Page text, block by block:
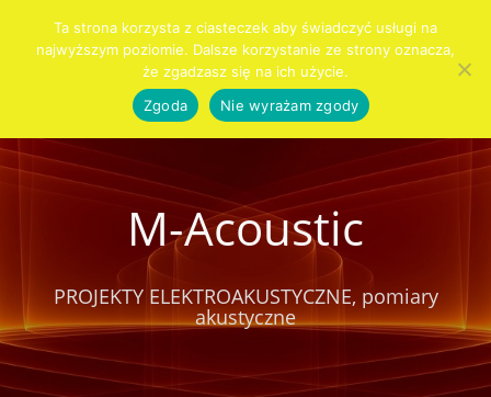
KIM PRO AUDIO
DOMU
AKUSTYKA
WNĘTRZ
SYSTEMY
ALARMOWE
SPRZĘT
KONTAKT
CENNIK
BlogSzukaj:
M-Acoustic
PROJEKTY ELEKTROAKUSTYCZNE, pomiary
akustyczne
Ta strona korzysta z ciasteczek aby świadczyć usługi na
najwyższym poziomie. Dalsze korzystanie ze strony oznacza,
że zgadzasz się na ich użycie.
Zgoda
Nie wyrażam zgody